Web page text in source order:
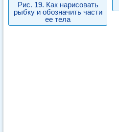
Рис. 19. Как нарисовать
рыбку и обозначить части
ее тела